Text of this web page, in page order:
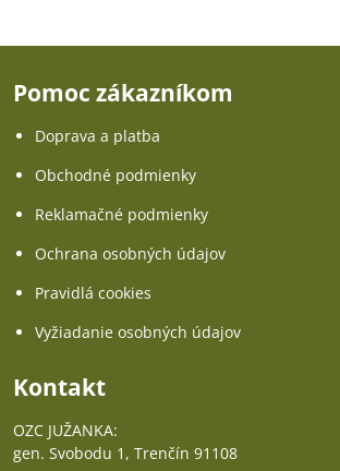
Pomoc zákazníkom
Doprava a platba
Obchodné podmienky
Reklamačné podmienky
Ochrana osobných údajov
Pravidlá cookies
Vyžiadanie osobných údajov
Kontakt
OZC JUŽANKA:
gen. Svobodu 1, Trenčín 91108